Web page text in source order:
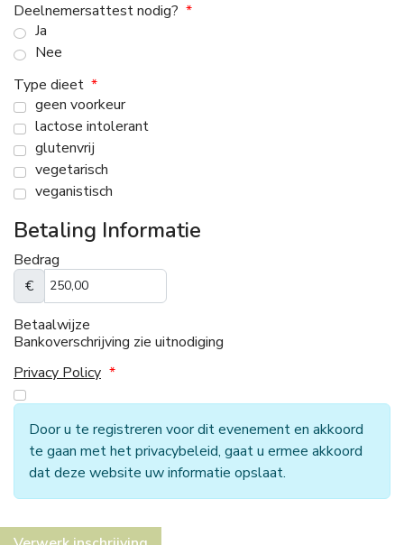
Deelnemersattest nodig? *
Ja
Nee
Type dieet *
geen voorkeur
lactose intolerant
glutenvrij
vegetarisch
veganistisch
Betaling Informatie
Bedrag
€
Betaalwijze
Bankoverschrijving zie uitnodiging
Privacy Policy *
Door u te registreren voor dit evenement en akkoord
te gaan met het privacybeleid, gaat u ermee akkoord
dat deze website uw informatie opslaat.